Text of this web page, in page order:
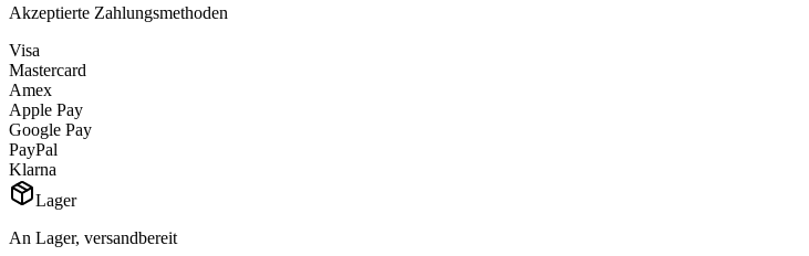
Akzeptierte Zahlungsmethoden
Visa
Mastercard
Amex
Apple Pay
Google Pay
PayPal
Klarna
Lager
An Lager, versandbereit